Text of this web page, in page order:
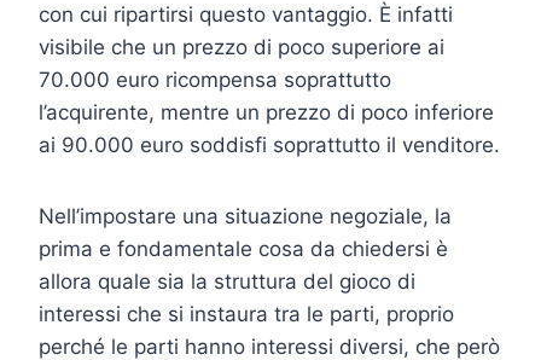
con cui ripartirsi questo vantaggio. È infatti
visibile che un prezzo di poco superiore ai
70.000 euro ricompensa soprattutto
l’acquirente, mentre un prezzo di poco inferiore
ai 90.000 euro soddisfi soprattutto il venditore.
Nell’impostare una situazione negoziale, la
prima e fondamentale cosa da chiedersi è
allora quale sia la struttura del gioco di
interessi che si instaura tra le parti, proprio
perché le parti hanno interessi diversi, che però